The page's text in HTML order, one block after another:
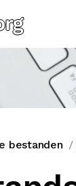
bestanden